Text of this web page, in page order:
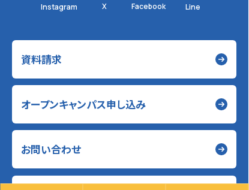
Instagram X Facebook Line
資料請求
オープンキャンパス申し込み
お問い合わせ